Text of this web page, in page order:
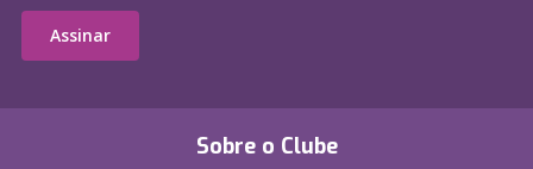
Sobre o Clube
Assinar